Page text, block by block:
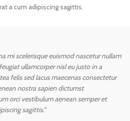
a cum adipiscing sagittis.
mi scelerisque euismod nascetur nullam
ullamcorper nisl eu justo in a
felis sed lacus maecenas consectetur
nostra sapien dictumst
orci vestibulum aenean semper et
sagittis.”